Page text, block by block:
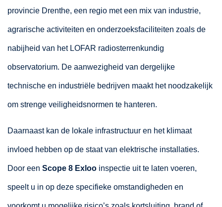
provincie Drenthe, een regio met een mix van industrie,
agrarische activiteiten en onderzoeksfaciliteiten zoals de
nabijheid van het LOFAR radiosterrenkundig
observatorium. De aanwezigheid van dergelijke
technische en industriële bedrijven maakt het noodzakelijk
om strenge veiligheidsnormen te hanteren.
Daarnaast kan de lokale infrastructuur en het klimaat
invloed hebben op de staat van elektrische installaties.
Door een Scope 8 Exloo inspectie uit te laten voeren,
speelt u in op deze specifieke omstandigheden en